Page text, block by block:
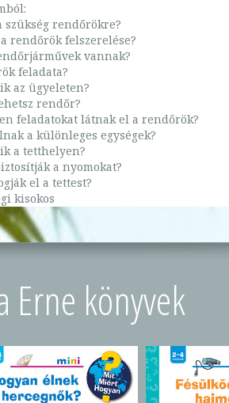
rendőrökre?
rendőrök felszerelése?
vannak?
feladata?
az ügyeleten?
rendőr?
feladatokat látnak el a rendőrök?
a különleges egységek?
a tetthelyen?
a nyomokat?
el a tettest?
kisokos
Erne könyvek